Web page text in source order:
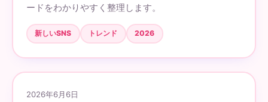
ードをわかりやすく整理します。
新しいSNS トレンド 2026
2026年6月6日